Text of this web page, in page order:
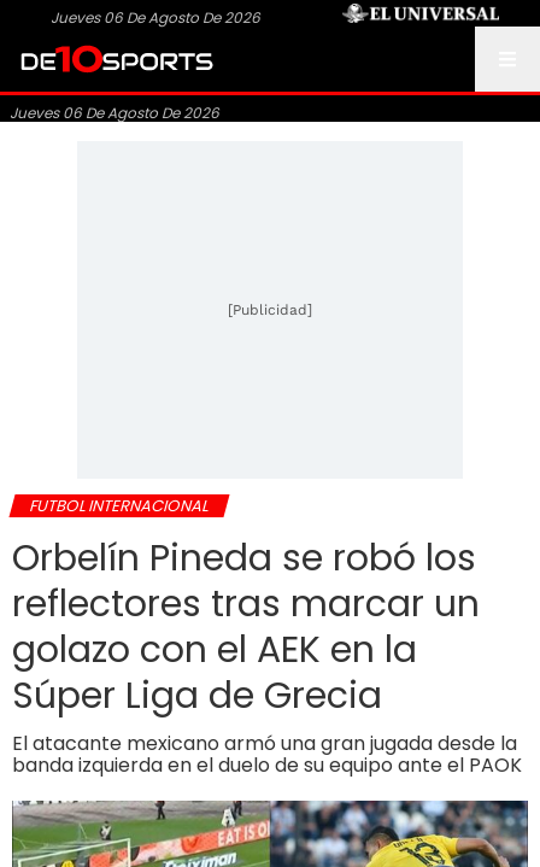
Jueves 06 De Agosto De 2026
Jueves 06 De Agosto De 2026
[Publicidad]
FUTBOL INTERNACIONAL
Orbelín Pineda se robó los
reflectores tras marcar un
golazo con el AEK en la
Súper Liga de Grecia
El atacante mexicano armó una gran jugada desde la
banda izquierda en el duelo de su equipo ante el PAOK